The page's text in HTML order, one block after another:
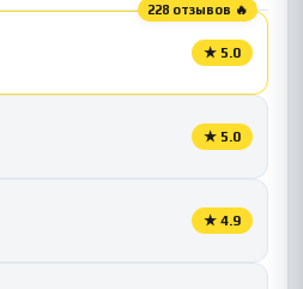
228 отзывов 🔥
★ 5.0
★ 5.0
★ 4.9